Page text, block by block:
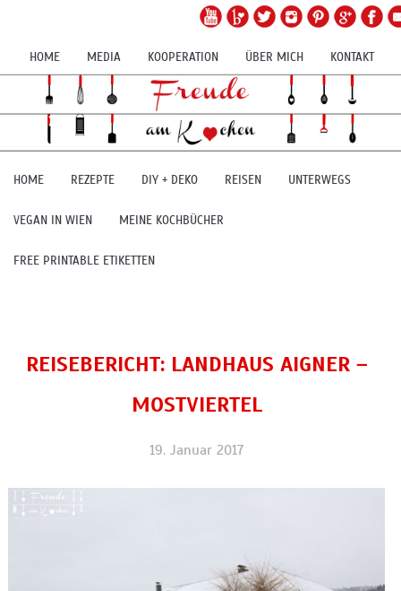
HOME MEDIA KOOPERATION ÜBER MICH KONTAKT
HOME REZEPTE DIY + DEKO REISEN UNTERWEGS
VEGAN IN WIEN MEINE KOCHBÜCHER
FREE PRINTABLE ETIKETTEN
REISEBERICHT: LANDHAUS AIGNER –
MOSTVIERTEL
19. Januar 2017